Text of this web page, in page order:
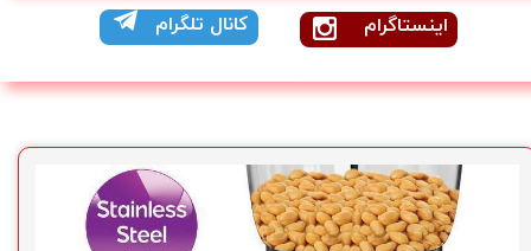
کانال تلگرام اینستاگرام